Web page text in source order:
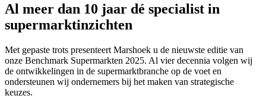
Al meer dan 10 jaar dé specialist in
supermarktinzichten
Met gepaste trots presenteert Marshoek u de nieuwste editie van
onze Benchmark Supermarkten 2025. Al vier decennia volgen wij
de ontwikkelingen in de supermarktbranche op de voet en
ondersteunen wij ondernemers bij het maken van strategische
keuzes.